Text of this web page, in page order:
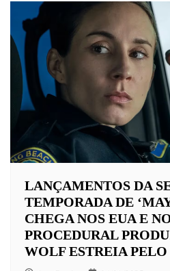
LANÇAMENTOS DA
TEMPORADA DE
CHEGA NOS EUA E
PROCEDURAL
WOLF ESTREIA